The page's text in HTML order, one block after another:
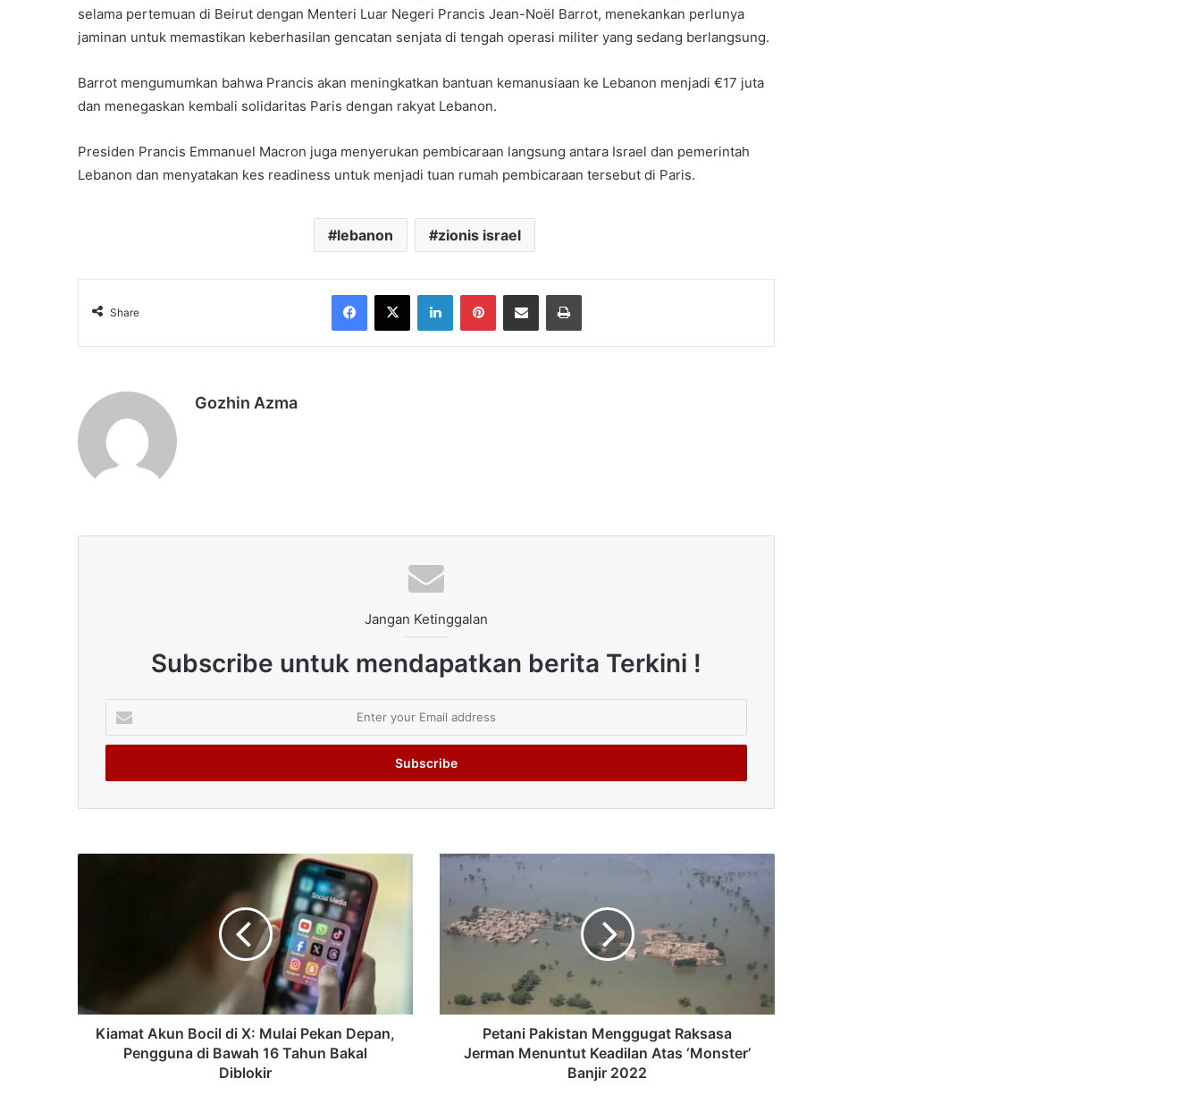
selama pertemuan di Beirut dengan Menteri Luar Negeri Prancis Jean-Noël Barrot, menekankan perlunya
jaminan untuk memastikan keberhasilan gencatan senjata di tengah operasi militer yang sedang berlangsung.
Barrot mengumumkan bahwa Prancis akan meningkatkan bantuan kemanusiaan ke Lebanon menjadi €17 juta
dan menegaskan kembali solidaritas Paris dengan rakyat Lebanon.
Presiden Prancis Emmanuel Macron juga menyerukan pembicaraan langsung antara Israel dan pemerintah
Lebanon dan menyatakan kes readiness untuk menjadi tuan rumah pembicaraan tersebut di Paris.
lebanon zionis israel
Share
Facebook
X LinkedInPinterestShare via Email Print
Gozhin Azma
Jangan Ketinggalan
Subscribe untuk mendapatkan berita Terkini !
your
Email
Kiamat Akun Bocil di X: Mulai Pekan Depan,
Pengguna di Bawah 16 Tahun Bakal
Diblokir
Petani Pakistan Menggugat Raksasa
Jerman Menuntut Keadilan Atas ‘Monster’
Banjir 2022